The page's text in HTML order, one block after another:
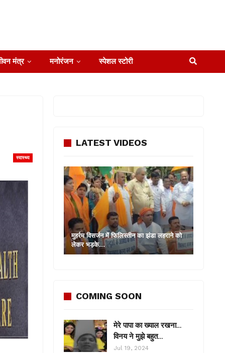
मंत्र मनोरंजन स्पेशल स्टोरी
स्वास्थ्य
LATEST VIDEOS
मुहर्रम विसर्जन में फिलिस्तीन का झंडा लहराने को
लेकर भड़के…
COMING SOON
मेरे पापा का ख्याल रखना…
विनय ने मुझे बहुत…
Jul 19, 2024